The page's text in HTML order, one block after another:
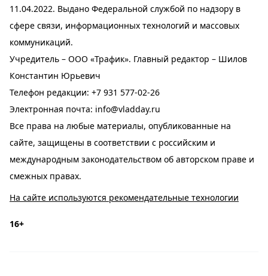
11.04.2022. Выдано Федеральной службой по надзору в
сфере связи, информационных технологий и массовых
коммуникаций.
Учредитель – ООО «Трафик». Главный редактор – Шилов
Константин Юрьевич
Телефон редакции: +7 931 577-02-26
Электронная почта: info@vladday.ru
Все права на любые материалы, опубликованные на
сайте, защищены в соответствии с российским и
международным законодательством об авторском праве и
смежных правах.
На сайте используются рекомендательные технологии
16+